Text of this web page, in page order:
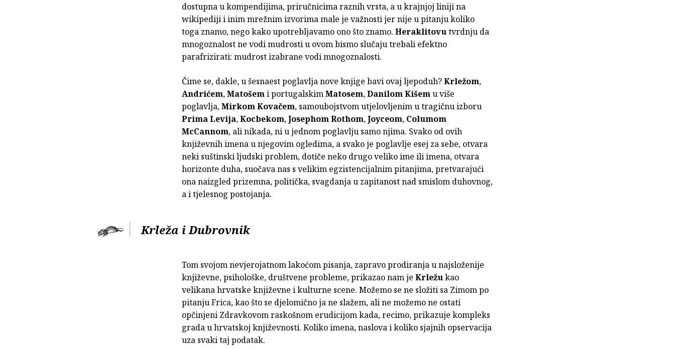
dostupna u kompendijima, priručnicima raznih vrsta, a u krajnjoj liniji na
wikipediji i inim mrežnim izvorima male je važnosti jer nije u pitanju koliko
toga znamo, nego kako upotrebljavamo ono što znamo. Heraklitovutvrdnju da
mnogoznalost ne vodi mudrosti u ovom bismo slučaju trebali efektno
parafrizirati: mudrost izabrane vodi mnogoznalosti.
Čime se, dakle, u šesnaest poglavlja nove knjige bavi ovaj ljepoduh?Krležom,
Andrićem,Matošemi portugalskimMatosem,Danilom Kišemu više
poglavlja,Mirkom Kovačem, samoubojstvom utjelovljenim u tragičnu izboru
Prima Levija,Kocbekom,Josephom Rothom,Joyceom, Columom
McCannom, ali nikada, ni u jednom poglavlju samo njima. Svako od ovih
književnih imena u njegovim ogledima, a svako je poglavlje esej za sebe, otvara
neki suštinski ljudski problem, dotiče neko drugo veliko ime ili imena, otvara
horizonte duha, suočava nas s velikim egzistencijalnim pitanjima, pretvarajući
ona naizgled prizemna, politička, svagdanja u zapitanost nad smislom duhovnog,
a i tjelesnog postojanja.
Krleža i Dubrovnik
Tom svojom nevjerojatnom lakoćom pisanja, zapravo prodiranja u najsloženije
književne, psihološke, društvene probleme, prikazao nam je Krležukao
velikana hrvatske književne i kulturne scene. Možemo se ne složiti sa Zimom po
pitanju Frica, kao što se djelomično ja ne slažem, ali ne možemo ne ostati
opčinjeni Zdravkovom raskošnom erudicijom kada, recimo, prikazuje kompleks
grada u hrvatskoj književnosti. Koliko imena, naslova i koliko sjajnih opservacija
uza svaki taj podatak.